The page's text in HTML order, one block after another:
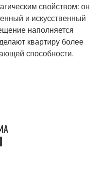
свойством: он
и искусственный
наполняется
квартиру более
способности.